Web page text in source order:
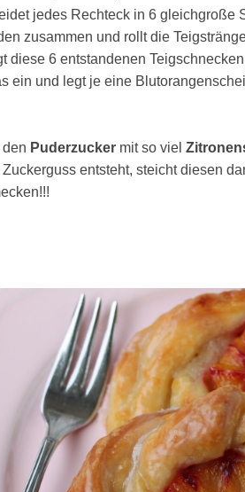
jedes Rechteck in 6 gleichgroße
zusammen und rollt die
diese 6 entstandenen
ein und legt je eine
Puderzucker mit so viel
entsteht, steicht diesen